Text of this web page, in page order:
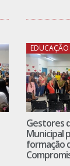
Gestores
Municipal
formação